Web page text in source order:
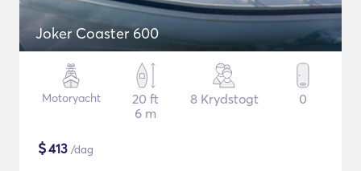
Joker Coaster 600
Motoryacht
20 ft
6 m
8 Krydstogt 0
$413 /dag